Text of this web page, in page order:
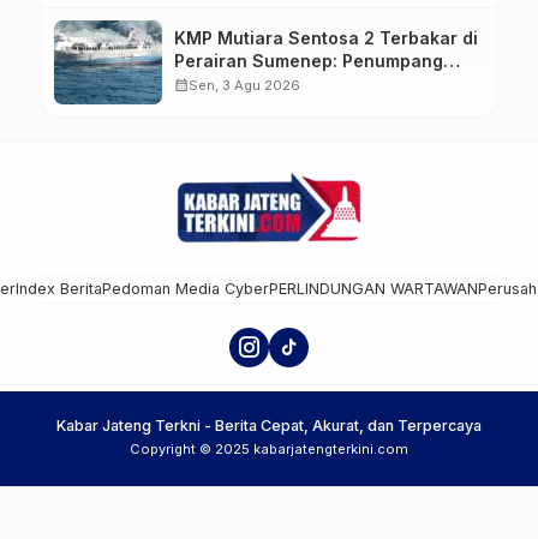
KMP Mutiara Sentosa 2 Terbakar di
Perairan Sumenep: Penumpang
Lompat ke Laut, Evakuasi Dramatis
calendar_monthSen, 3 Agu 2026
Index BeritaPedoman Media CyberPERLINDUNGAN WARTAWAN
Kabar Jateng Terkni - Berita Cepat, Akurat, dan Terpercaya
Copyright © 2025 kabarjatengterkini.com